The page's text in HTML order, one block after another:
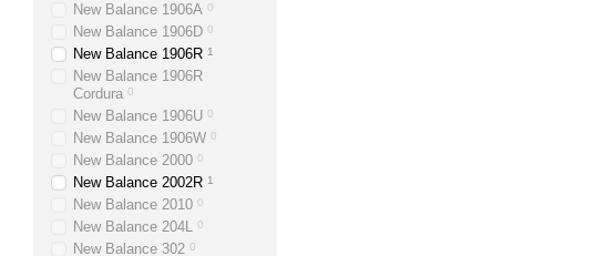
New Balance 1906A 0
New Balance 1906D 0
New Balance 1906R 1
New Balance 1906R
Cordura 0
New Balance 1906U 0
New Balance 1906W 0
New Balance 2000 0
New Balance 2002R 1
New Balance 2010 0
New Balance 204L 0
New Balance 302 0